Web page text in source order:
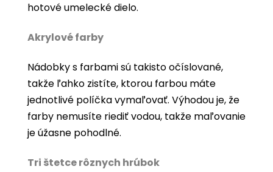
hotové umelecké dielo.
Akrylové farby
Nádobky s farbami sú takisto očíslované,
takže ľahko zistíte, ktorou farbou máte
jednotlivé políčka vymaľovať. Výhodou je, že
farby nemusíte riediť vodou, takže maľovanie
je úžasne pohodlné.
Tri štetce rôznych hrúbok